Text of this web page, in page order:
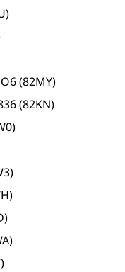
(82MY)
(82KN)